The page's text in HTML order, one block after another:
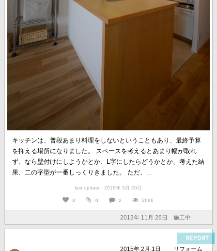
キッチンは、普段あまり料理をしないということもあり、最終予算
を抑える場所になりました。 スペースを考えるとあまり幅が取れ
ず、なら壁付けにしようかとか、L字にしたらどうかとか、考えた結
果、二の字型が一番しっくりきました。 ただ、...
last update : 2018年 3月 20日
3 0 2 2696
2013年 11月 26日 施工中
REPORT
2015年 2月 1日
リフォーム